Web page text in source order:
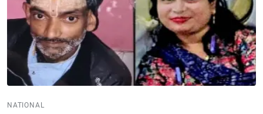
NATIONAL